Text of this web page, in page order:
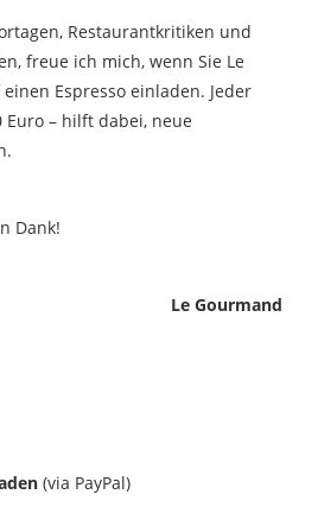
Restaurantkritiken und
freue ich mich, wenn Sie Le
Espresso einladen. Jeder
Euro – hilft dabei, neue
Dank!
Le Gourmand
(via PayPal)